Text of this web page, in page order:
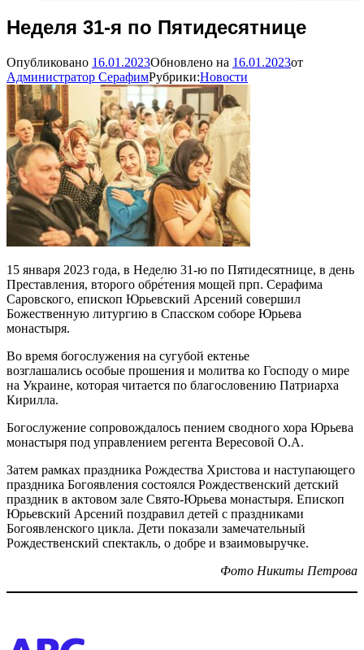
Неделя 31-я по Пятидесятнице
Опубликовано 16.01.2023Обновлено на 16.01.2023от
Администратор СерафимРубрики:Новости
15 января 2023 года, в Неделю 31-ю по Пятидесятнице, в день
Преставления, второго обре́тения мощей прп. Серафима
Саровского, епископ Юрьевский Арсений совершил
Божественную литургию в Спасском соборе Юрьева
монастыря.
Во время богослужения на сугубой ектенье
возглашались особые прошения и молитва ко Господу о мире
на Украине, которая читается по благословению Патриарха
Кирилла.
Богослужение сопровождалось пением сводного хора Юрьева
монастыря под управлением регента Вересовой О.А.
Затем рамках праздника Рождества Христова и наступающего
праздника Богоявления состоялся Рождественский детский
праздник в актовом зале Свято-Юрьева монастыря. Епископ
Юрьевский Арсений поздравил детей с праздниками
Богоявленского цикла. Дети показали замечательный
Рождественский спектакль, о добре и взаимовыручке.
Фото Никиты Петрова